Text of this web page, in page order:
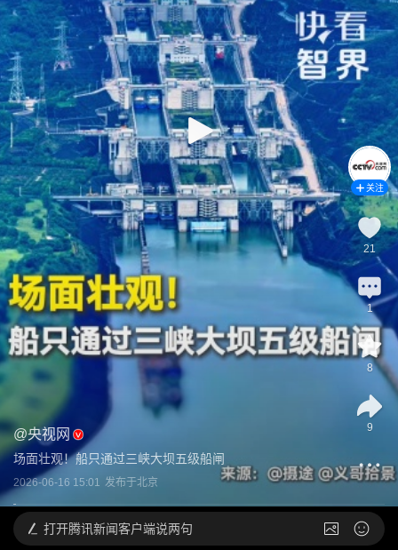
@央视网
场面壮观！船只通过三峡大坝五级船闸
2026-06-16 15:01 发布于北京
关注
21
1
8
9
打开腾讯新闻客户端说两句